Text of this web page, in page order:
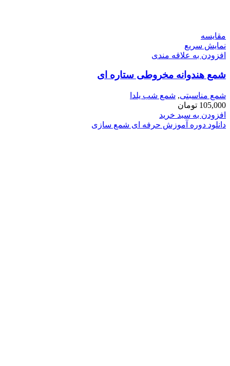
مقايسه
نمایش سریع
افزودن به علاقه مندی
شمع هندوانه مخروطی ستاره ای
شمع مناسبتی, شمع شب یلدا
105,000 تومان
افزودن به سبد خرید
دانلود دوره آموزش حرفه ای شمع سازی